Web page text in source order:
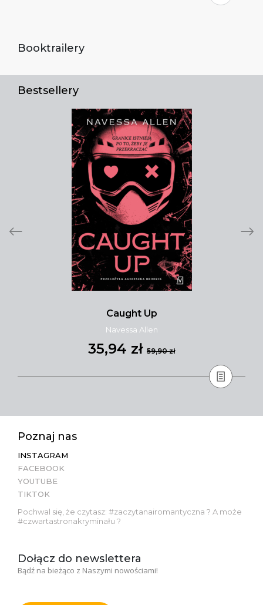
Booktrailery
Bestsellery
Caught Up
Navessa Allen
35,94 zł 59,90 zł
Poznaj nas
INSTAGRAM
FACEBOOK
YOUTUBE
TIKTOK
Pochwal się, że czytasz: #zaczytanairomantyczna ? A może
#czwartastronakryminału ?
Dołącz do newslettera
Bądź na bieżąco z Naszymi nowościami!